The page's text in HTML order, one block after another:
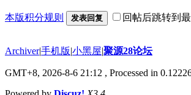
本版积分规则 发表回复 回帖后跳转到
Archiver|手机版|小黑屋|聚源28论坛
GMT+8, 2026-8-6 21:12 , Processed in